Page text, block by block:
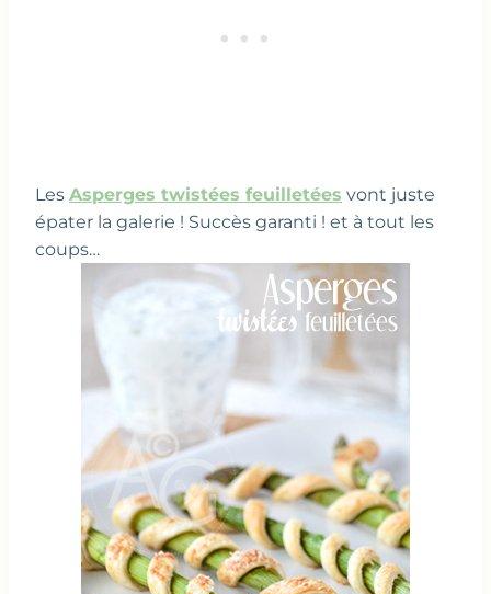
Les Asperges twistées feuilletées vont juste
épater la galerie ! Succès garanti ! et à tout les
coups…